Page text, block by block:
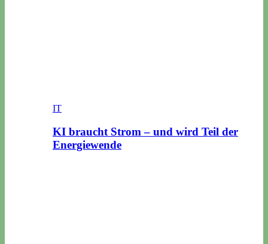
IT
KI braucht Strom – und wird Teil der
Energiewende